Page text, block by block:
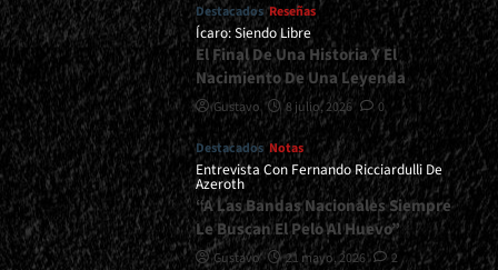
Destacados Reseñas
Ícaro: Siendo Libre
El Final De Una Historia Y El
Nacimiento De Una Leyenda
Gustavo 8 julio, 2026 0
Destacados Notas
Entrevista Con Fernando Ricciardulli De
Azeroth
“A Las Bandas Nacionales Siempre
Le Buscan El Pelo Al Huevo”
Gustavo 21 mayo, 2026 2